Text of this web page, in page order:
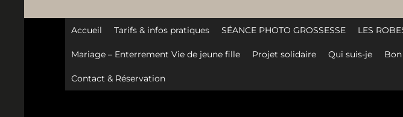
Accueil Tarifs & infos pratiques SÉANCE PHOTO GROSSESSE LES
Mariage – Enterrement Vie de jeune fille Projet solidaire Qui suis-je
Contact & Réservation